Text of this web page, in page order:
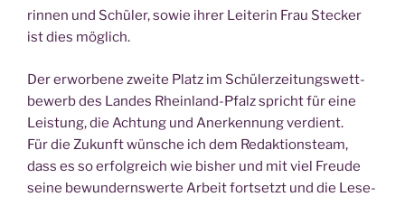
rin­nen und Schü­ler, sowie ihrer Lei­te­rin Frau Ste­cker
ist dies möglich.
Der erwor­be­ne zwei­te Platz im Schü­ler­zei­tungs­wett­
be­werb des Lan­des Rhein­land-Pfalz spricht für eine
Leis­tung, die Ach­tung und Aner­ken­nung ver­dient.
Für die Zukunft wün­sche ich dem Redak­ti­ons­team,
dass es so erfolg­reich wie bis­her und mit viel Freu­de
sei­ne bewun­derns­wer­te Arbeit fort­setzt und die Lese­